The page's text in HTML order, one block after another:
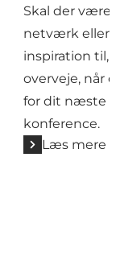
Skal der være
netværk eller
inspiration til,
overveje, når
for dit næste
konference.
Læs mere